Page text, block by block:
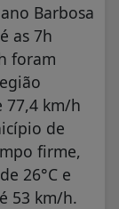
Barbosa
as 7h
foram
77,4 km/h
de
firme,
26°C e
53 km/h.